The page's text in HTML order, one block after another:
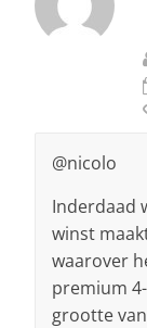
@nicolo
Inderdaad
winst
waarover
premium
grootte